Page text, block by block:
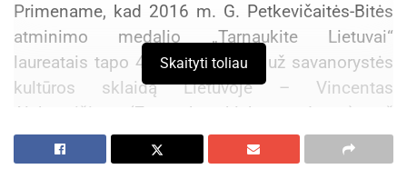
Primename, kad 2016 m. G. Petkevičaitės-Bitės
atminimo medalio „Tarnaukite Lietuvai“
laureatais tapo 4 panevėžiečiai: už savanorystės
kultūros sklaidą Lietuvoje – Vincentas
Aleknavičius (Zanavykų klubo vadovas); už
parlamentarizmo tradicijų puoselėjimą,
pilietiškumo ir demokratijos skatinimą –
Skaityti toliau